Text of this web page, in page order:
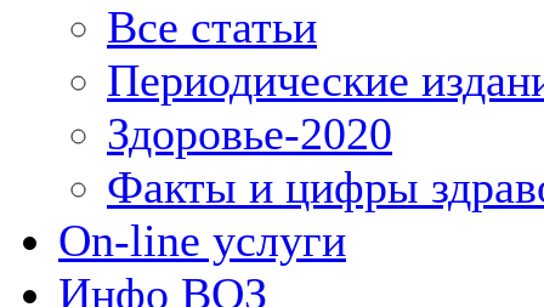
Все статьи
Периодические
Здоровье-2020
Факты и цифры
On-line услуги
Инфо ВОЗ